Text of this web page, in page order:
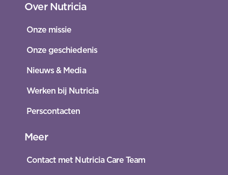
Over Nutricia
Onze missie
Onze geschiedenis
Nieuws & Media
Werken bij Nutricia
Perscontacten
Meer
Contact met Nutricia Care Team